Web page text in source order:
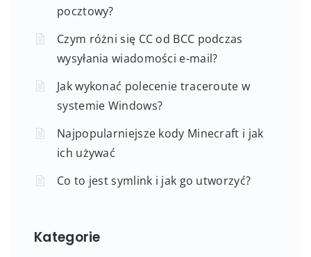
pocztowy?
Czym różni się CC od BCC podczas
wysyłania wiadomości e-mail?
Jak wykonać polecenie traceroute w
systemie Windows?
Najpopularniejsze kody Minecraft i jak
ich używać
Co to jest symlink i jak go utworzyć?
Kategorie